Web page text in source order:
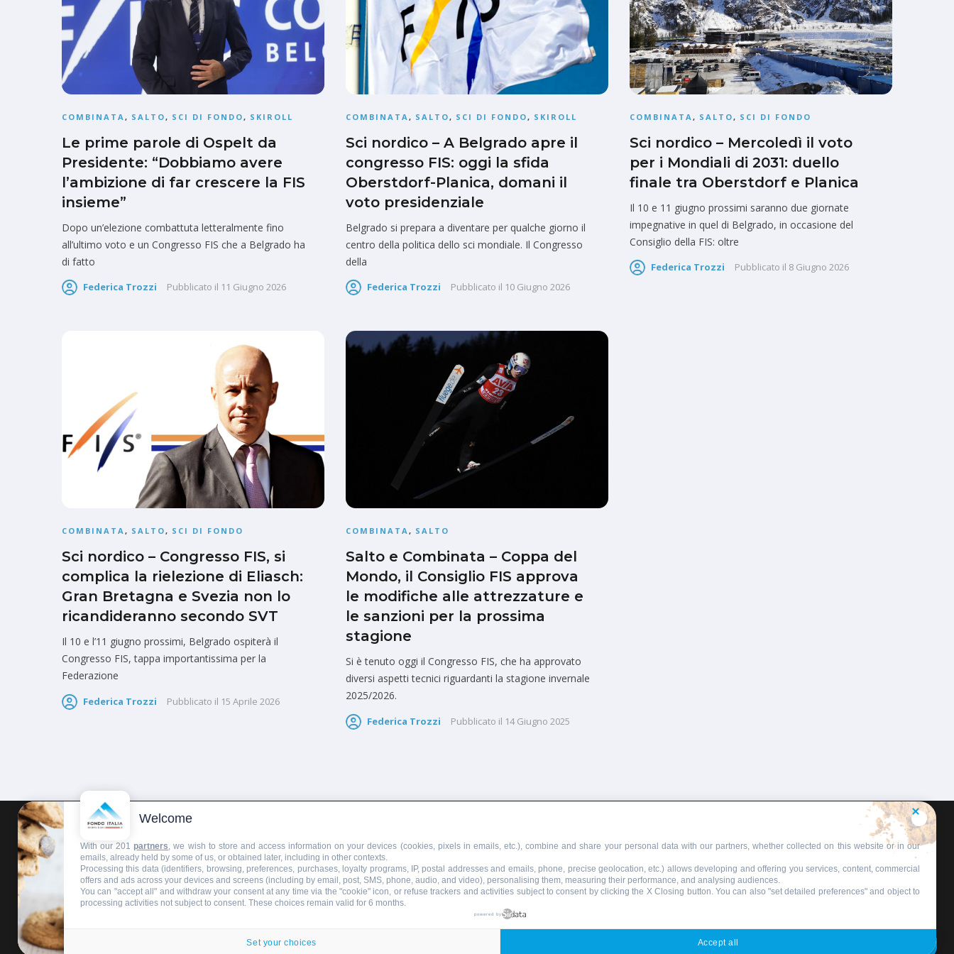
COMBINATA, SALTO, SCI DI FONDO, SKIROLL
Le prime parole di Ospelt da
Presidente: “Dobbiamo avere
l’ambizione di far crescere la FIS
insieme”
Dopo un’elezione combattuta letteralmente fino
all’ultimo voto e un Congresso FIS che a Belgrado ha
di fatto
Federica Trozzi Pubblicato il 11 Giugno 2026
COMBINATA, SALTO, SCI DI FONDO, SKIROLL
Sci nordico – A Belgrado apre il
congresso FIS: oggi la sfida
Oberstdorf-Planica, domani il
voto presidenziale
Belgrado si prepara a diventare per qualche giorno il
centro della politica dello sci mondiale. Il Congresso
della
Federica Trozzi Pubblicato il 10 Giugno 2026
COMBINATA, SALTO, SCI DI FONDO
Sci nordico – Mercoledì il voto
per i Mondiali di 2031: duello
finale tra Oberstdorf e Planica
Il 10 e 11 giugno prossimi saranno due giornate
impegnative in quel di Belgrado, in occasione del
Consiglio della FIS: oltre
Federica Trozzi Pubblicato il 8 Giugno 2026
COMBINATA, SALTO, SCI DI FONDO
Sci nordico – Congresso FIS, si
complica la rielezione di Eliasch:
Gran Bretagna e Svezia non lo
ricandideranno secondo SVT
Il 10 e l’11 giugno prossimi, Belgrado ospiterà il
Congresso FIS, tappa importantissima per la
Federazione
Federica Trozzi Pubblicato il 15 Aprile 2026
COMBINATA, SALTO
Salto e Combinata – Coppa del
Mondo, il Consiglio FIS approva
le modifiche alle attrezzature e
le sanzioni per la prossima
stagione
Si è tenuto oggi il Congresso FIS, che ha approvato
diversi aspetti tecnici riguardanti la stagione invernale
2025/2026.
Federica Trozzi Pubblicato il 14 Giugno 2025
HOMEPAGE REDAZIONEINVIA UN COMUNICATO STAMPAPUBBLICITÀSCRIVI AL DIRETTORE
Copyright © 2016 - 2025 ASD Fondo Italia - Partita Iva: IT 03855110049
Privacy policy
Welcome
With our 201 partners, we wish to store and access information on your devices (cookies, pixels in emails, etc.), combine and share your personal data with our partners, whether collected on this website or in our
emails, already held by some of us, or obtained later, including in other contexts.
Processing this data (identifiers, browsing, preferences, purchases, loyalty programs, IP, postal addresses and emails, phone, precise geolocation, etc.) allows developing and offering you services, content, commercial
offers and ads across your devices and screens (including by email, post, SMS, phone, audio, and video), personalising them, measuring their performance, and analysing audiences.
You can "accept all" and withdraw your consent at any time via the "cookie" icon, or refuse trackers and activities subject to consent by clicking the X Closing button. You can also "set detailed preferences" and object to
processing activities not subject to consent. These choices remain valid for 6 months.
powered by
Set your choices Accept all